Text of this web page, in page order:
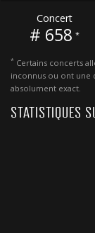
Concert
# 658 *
* Certains concerts
inconnus ou ont une
absolument exact.
STATISTIQUES